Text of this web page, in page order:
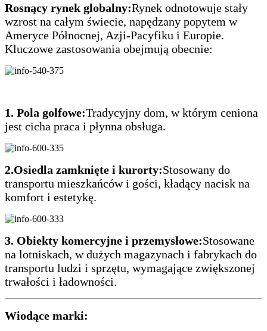
Rosnący rynek globalny:Rynek odnotowuje stały
wzrost na całym świecie, napędzany popytem w
Ameryce Północnej, Azji-Pacyfiku i Europie.
Kluczowe zastosowania obejmują obecnie:
1. Pola golfowe:Tradycyjny dom, w którym ceniona
jest cicha praca i płynna obsługa.
2.Osiedla zamknięte i kurorty:Stosowany do
transportu mieszkańców i gości, kładący nacisk na
komfort i estetykę.
3. Obiekty komercyjne i przemysłowe:Stosowane
na lotniskach, w dużych magazynach i fabrykach do
transportu ludzi i sprzętu, wymagające zwiększonej
trwałości i ładowności.
Wiodące marki: